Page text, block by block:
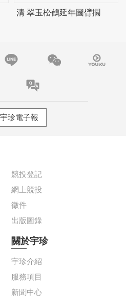
清 翠玉松鶴延年圖臂擱
珍電子報
競投登記
網上競投
徵件
出版圖錄
關於宇珍
宇珍介紹
服務項目
新聞中心